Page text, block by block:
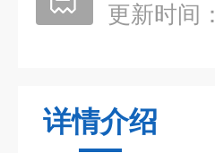
更新时间：
详情介绍